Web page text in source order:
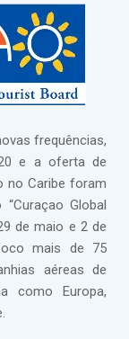
frequências,
e a oferta de
no Caribe foram
Global
de maio e 2 de
mais de 75
aéreas de
como Europa,